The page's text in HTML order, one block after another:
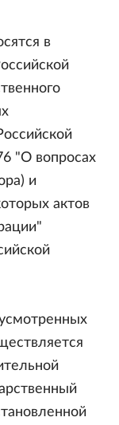
в
"О вопросах
и
актов